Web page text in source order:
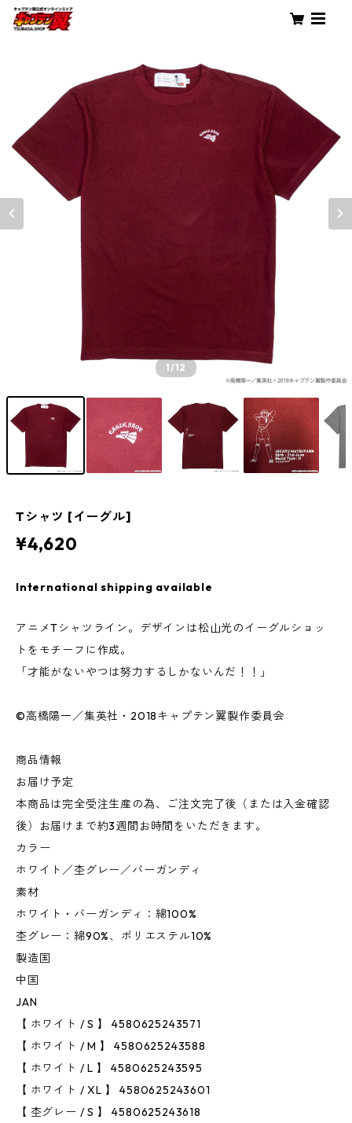
1/12
Tシャツ [イーグル]
¥4,620
International shipping available
アニメTシャツライン。デザインは松山光のイーグルショッ
トをモチーフに作成。
「才能がないやつは努力するしかないんだ！！」
©高橋陽一／集英社・2018キャプテン翼製作委員会
商品情報
お届け予定
本商品は完全受注生産の為、ご注文完了後（または入金確認
後）お届けまで約3週間お時間をいただきます。
カラー
ホワイト／杢グレー／バーガンディ
素材
ホワイト・バーガンディ：綿100%
杢グレー：綿90%、ポリエステル10%
製造国
中国
JAN
【 ホワイト / S 】 4580625243571
【 ホワイト / M 】 4580625243588
【 ホワイト / L 】 4580625243595
【 ホワイト / XL 】 4580625243601
【 杢グレー / S 】 4580625243618